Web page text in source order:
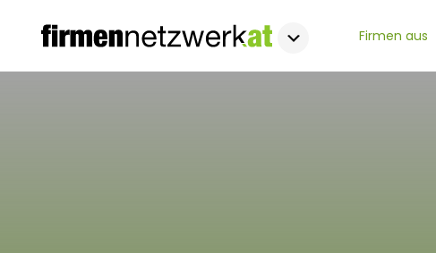
Firmen aus